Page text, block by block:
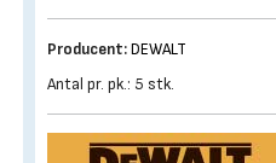
Producent:DEWALT
Antal pr. pk.: 5 stk.